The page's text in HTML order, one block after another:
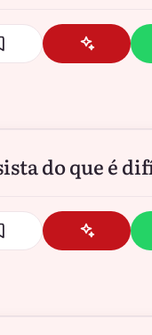
do que é